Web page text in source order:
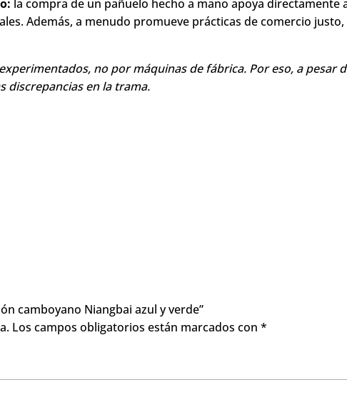
hecho a mano, puede esperar que dure más, lo que
la compra de un pañuelo hecho a mano apoya directamente
Además, a menudo promueve prácticas de comercio
no por máquinas de fábrica. Por eso, a pesar
en la trama.